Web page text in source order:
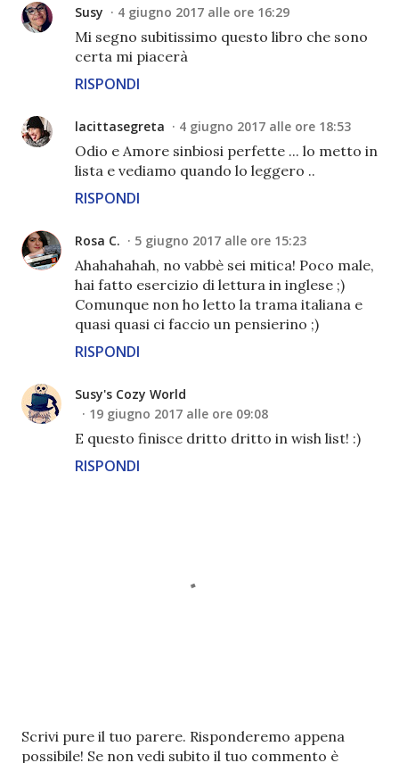
Susy 4 giugno 2017 alle ore 16:29
Mi segno subitissimo questo libro che sono
certa mi piacerà
RISPONDI
lacittasegreta 4 giugno 2017 alle ore 18:53
Odio e Amore sinbiosi perfette ... lo metto in
lista e vediamo quando lo leggero ..
RISPONDI
Rosa C. 5 giugno 2017 alle ore 15:23
Ahahahahah, no vabbè sei mitica! Poco male,
hai fatto esercizio di lettura in inglese ;)
Comunque non ho letto la trama italiana e
quasi quasi ci faccio un pensierino ;)
RISPONDI
Susy's Cozy World
19 giugno 2017 alle ore 09:08
E questo finisce dritto dritto in wish list! :)
RISPONDI
P
o
Scrivi pure il tuo parere. Risponderemo appena
possibile! Se non vedi subito il tuo commento è